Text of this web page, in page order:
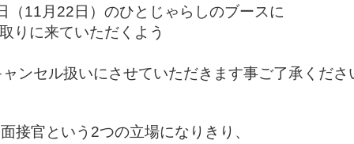
（11月22日）のひとじゃらしのブースに
りに来ていただくよう
ンセル扱いにさせていただきます事ご了承くださ
接官という2つの立場になりきり、